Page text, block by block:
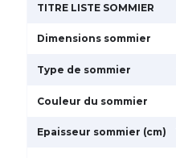
TITRE LISTE SOMMIER
Dimensions sommier
Type de sommier
Couleur du sommier
Epaisseur sommier (cm)